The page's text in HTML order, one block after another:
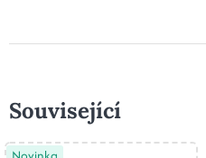
Související